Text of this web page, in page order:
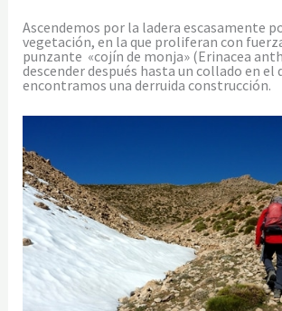
Ascendemos por la ladera escasamente
vegetación, en la que proliferan con
punzante «cojín de monja» (Erinacea
descender después hasta un collado en el
encontramos una derruida construcción.